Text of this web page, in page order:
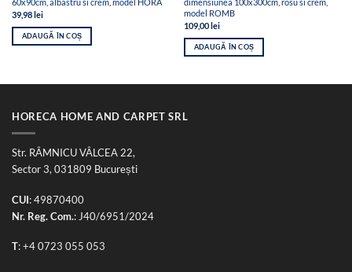
60x90cm, albastru si crem, model HORA
39,98 lei
ADAUGĂ ÎN COȘ
dimensiunea 100x300cm, rosu si crem,
model ROMB
109,00 lei
ADAUGĂ ÎN COȘ
HORECA HOME AND CARPET SRL
Str. RÂMNICU VÂLCEA 22,
Sector 3, 031809 București
CUI: 49870400
Nr. Reg. Com.: J40/6951/2024
T:+4 0723 055 053